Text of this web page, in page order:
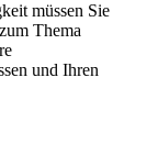
müssen Sie
Thema
und Ihren